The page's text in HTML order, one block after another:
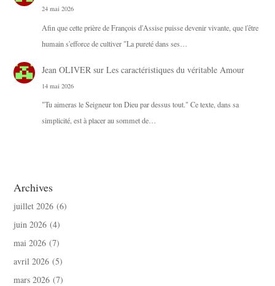
24 mai 2026
Afin que cette prière de François d'Assise puisse devenir vivante, que l'être
humain s'efforce de cultiver "La pureté dans ses…
Jean OLIVERsur Les caractéristiques du véritable Amour
14 mai 2026
"Tu aimeras le Seigneur ton Dieu par dessus tout." Ce texte, dans sa
simplicité, est à placer au sommet de…
Archives
juillet 2026 (6)
juin 2026 (4)
mai 2026 (7)
avril 2026 (5)
mars 2026 (7)